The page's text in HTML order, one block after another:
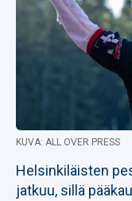
KUVA: ALL OVER PRESS
Helsinkiläisten
jatkuu, sillä